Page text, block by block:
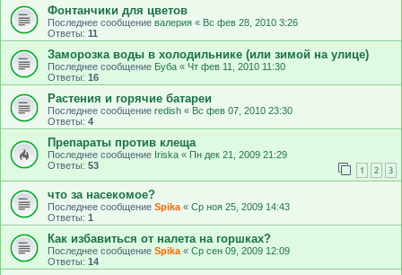
Фонтанчики для цветов
Последнее сообщение валерия « Вс фев 28, 2010 3:26
Ответы: 11
Заморозка воды в холодильнике (или зимой на улице)
Последнее сообщение Буба « Чт фев 11, 2010 11:30
Ответы: 16
Растения и горячие батареи
Последнее сообщение redish « Вс фев 07, 2010 23:30
Ответы: 4
Препараты против клеща
Последнее сообщение Iriska « Пн дек 21, 2009 21:29
Ответы: 53 1 2 3
что за насекомое?
Последнее сообщение Spika« Ср ноя 25, 2009 14:43
Ответы: 1
Как избавиться от налета на горшках?
Последнее сообщение Spika« Ср сен 09, 2009 12:09
Ответы: 14